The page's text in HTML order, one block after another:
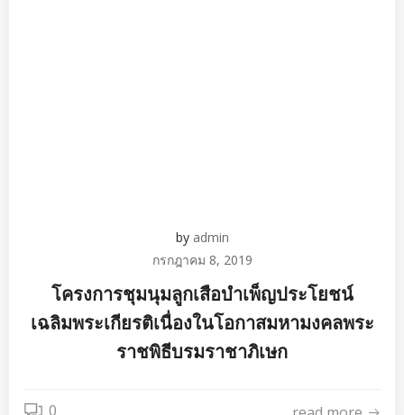
by admin
กรกฎาคม 8, 2019
โครงการชุมนุมลูกเสือบำเพ็ญประโยชน์
เฉลิมพระเกียรติเนื่องในโอกาสมหามงคลพระ
ราชพิธีบรมราชาภิเษก
0